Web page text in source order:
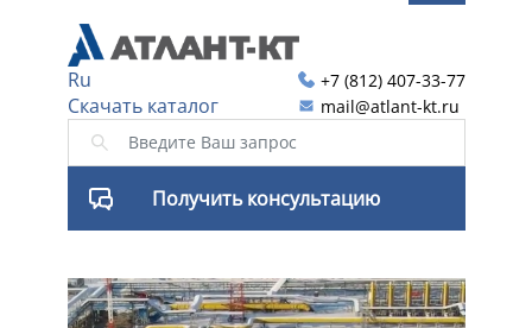
Ru
Скачать каталог
+7 (812) 407-33-77
mail@atlant-kt.ru
Получить консультацию